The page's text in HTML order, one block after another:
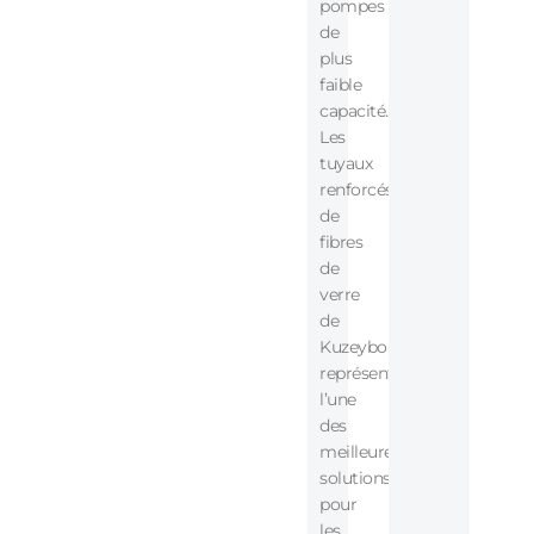
pompes
de
plus
faible
capacité.
Les
tuyaux
renforcés
de
fibres
de
verre
de
Kuzeyboru
représentent
l’une
des
meilleures
solutions
pour